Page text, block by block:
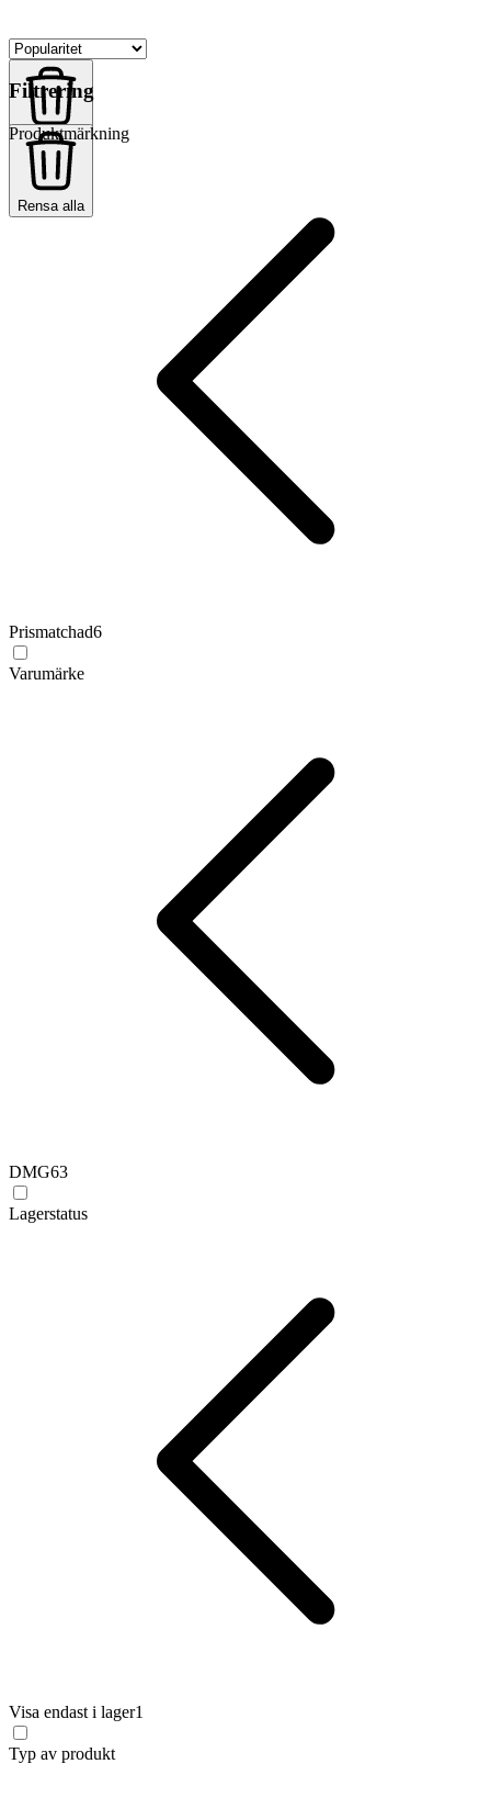
Rensa alla
Filtrering
Rensa alla
Produktmärkning
Prismatchad6
Varumärke
DMG63
Lagerstatus
Visa endast i lager1
Typ av produkt